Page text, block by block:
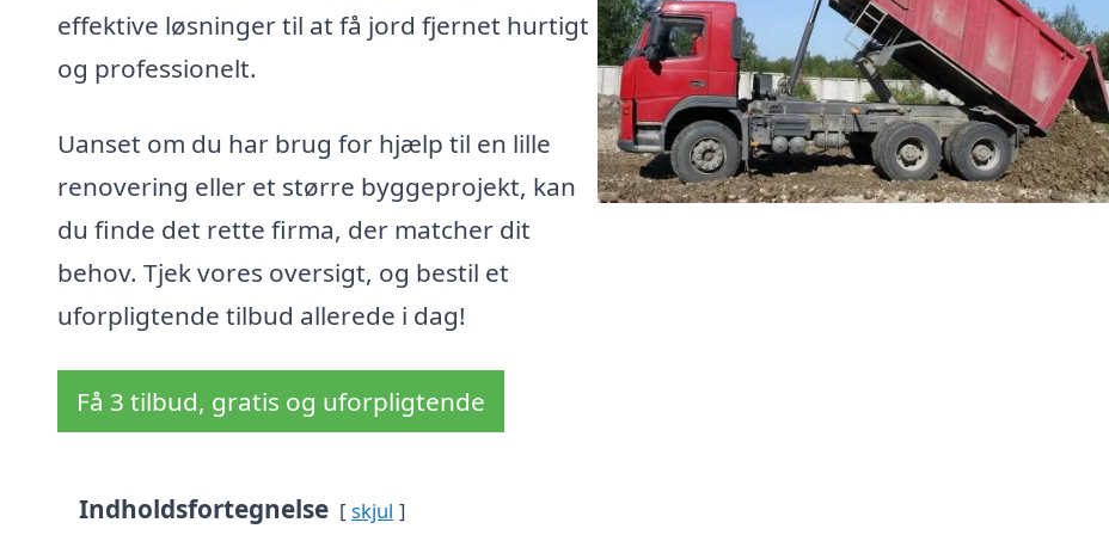
effektive løsninger til at få jord fjernet hurtigt
og professionelt.
Uanset om du har brug for hjælp til en lille
renovering eller et større byggeprojekt, kan
du finde det rette firma, der matcher dit
behov. Tjek vores oversigt, og bestil et
uforpligtende tilbud allerede i dag!
Få 3 tilbud, gratis og uforpligtende
Indholdsfortegnelse skjul